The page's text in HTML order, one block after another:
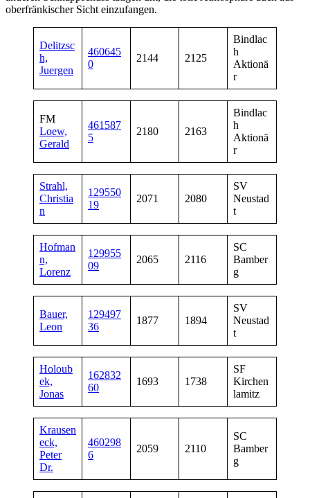
oberfränkischer Sicht einzufangen.
Delitzsc
h,
Juergen
460645
0
2144 2125
Bindlac
h
Aktionä
r
FM
Loew,
Gerald
461587
5
2180 2163
Bindlac
h
Aktionä
r
Strahl,
Christia
n
129550
19
2071 2080
SV
Neustad
t
Hofman
n,
Lorenz
129955
09
2065 2116
SC
Bamber
g
Bauer,
Leon
129497
36
1877 1894
SV
Neustad
t
Holoub
ek,
Jonas
162832
60
1693 1738
SF
Kirchen
lamitz
Krausen
eck,
Peter
Dr.
460298
6
2059 2110
SC
Bamber
g